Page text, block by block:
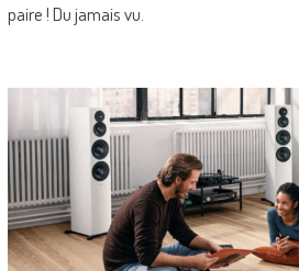
paire ! Du jamais vu.